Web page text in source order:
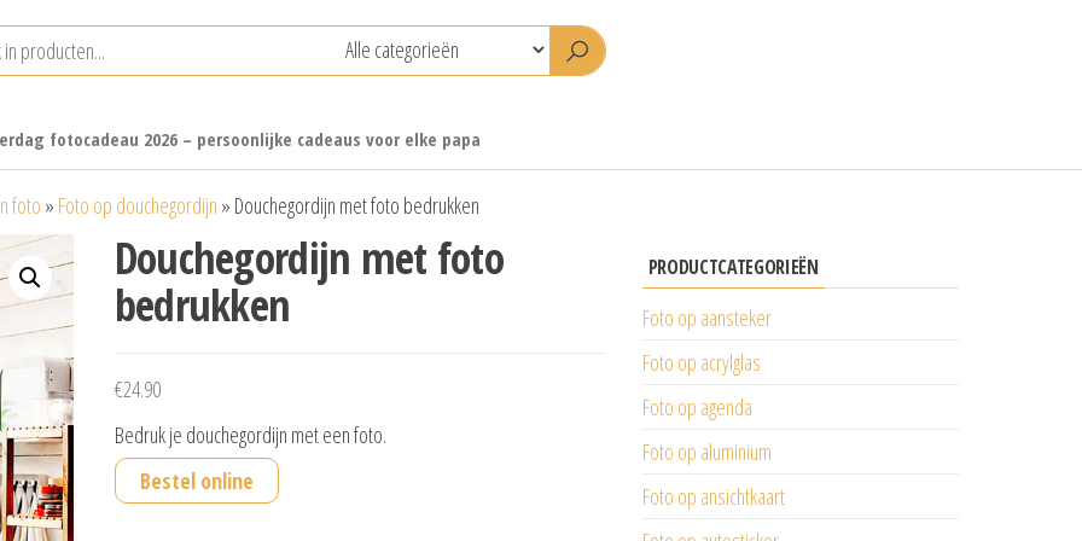
fotocadeau 2026 – persoonlijke cadeaus voor elke papa
foto » Foto op douchegordijn » Douchegordijn met foto bedrukken
Douchegordijn met foto
bedrukken
€24.90
Bedruk je douchegordijn met een foto.
Bestel online
PRODUCTCATEGORIEËN
Foto op aansteker
Foto op acrylglas
Foto op agenda
Foto op aluminium
Foto op ansichtkaart